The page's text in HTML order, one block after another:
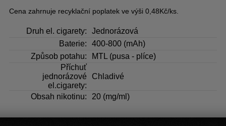
Cena zahrnuje recyklační poplatek ve výši 0,48Kč/ks.
Druh el. cigarety:
Jednorázová
Baterie:
400-800 (mAh)
Způsob potahu:
MTL (pusa - plíce)
Příchuť
jednorázové
el.cigarety:
Chladivé
Obsah nikotinu: 20 (mg/ml)